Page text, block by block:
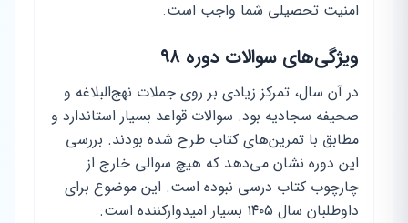
امنیت تحصیلی شما واجب است.
ویژگی‌های سوالات دوره ۹۸
در آن سال، تمرکز زیادی بر روی جملات نهج‌البلاغه و
صحیفه سجادیه بود. سوالات قواعد بسیار استاندارد و
مطابق با تمرین‌های کتاب طرح شده بودند. بررسی
این دوره نشان می‌دهد که هیچ سوالی خارج از
چارچوب کتاب درسی نبوده است. این موضوع برای
داوطلبان سال ۱۴۰۵ بسیار امیدوارکننده است.